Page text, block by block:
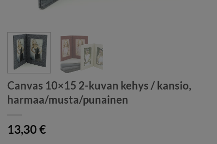
Canvas 10×15 2-kuvan kehys / kansio,
harmaa/musta/punainen
13,30€